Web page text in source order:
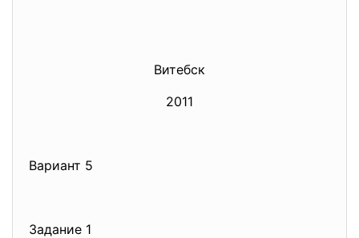
Витебск
2011
Вариант 5
Задание 1